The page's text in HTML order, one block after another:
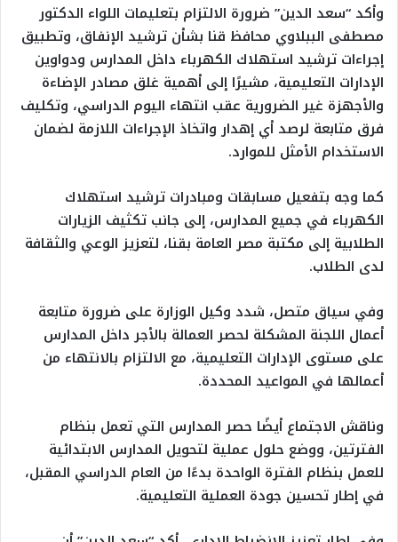
وأكد “سعد الدين” ضرورة الالتزام بتعليمات اللواء الدكتور
مصطفى الببلاوي محافظ قنا بشأن ترشيد الإنفاق، وتطبيق
إجراءات ترشيد استهلاك الكهرباء داخل المدارس ودواوين
الإدارات التعليمية، مشيرًا إلى أهمية غلق مصادر الإضاءة
والأجهزة غير الضرورية عقب انتهاء اليوم الدراسي، وتكليف
فرق متابعة لرصد أي إهدار واتخاذ الإجراءات اللازمة لضمان
الاستخدام الأمثل للموارد.
كما وجه بتفعيل مسابقات ومبادرات ترشيد استهلاك
الكهرباء في جميع المدارس، إلى جانب تكثيف الزيارات
الطلابية إلى مكتبة مصر العامة بقنا، لتعزيز الوعي والثقافة
لدى الطلاب.
وفي سياق متصل، شدد وكيل الوزارة على ضرورة متابعة
أعمال اللجنة المشكلة لحصر العمالة بالأجر داخل المدارس
على مستوى الإدارات التعليمية، مع الالتزام بالانتهاء من
أعمالها في المواعيد المحددة.
وناقش الاجتماع أيضًا حصر المدارس التي تعمل بنظام
الفترتين، ووضع حلول عملية لتحويل المدارس الابتدائية
للعمل بنظام الفترة الواحدة بدءًا من العام الدراسي المقبل،
في إطار تحسين جودة العملية التعليمية.